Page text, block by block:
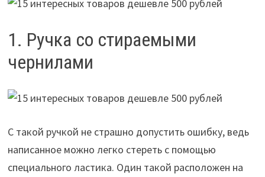
1. Ручка со стираемыми
чернилами
С такой ручкой не страшно допустить ошибку, ведь
написанное можно легко стереть с помощью
специального ластика. Один такой расположен на